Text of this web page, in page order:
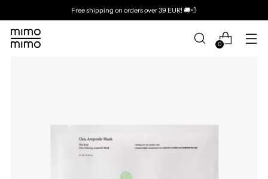
Free shipping on orders over 39 EUR! 🚚💨
0